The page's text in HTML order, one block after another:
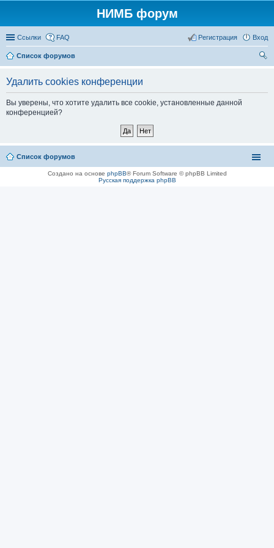
НИМБ форум
Ссылки FAQ Вход
Регистрация
Список форумов
Удалить cookies конференции
Вы уверены, что хотите удалить все cookie, установленные данной
конференцией?
Список форумов
Создано на основе phpBB® Forum Software © phpBB Limited
Русская поддержка phpBB